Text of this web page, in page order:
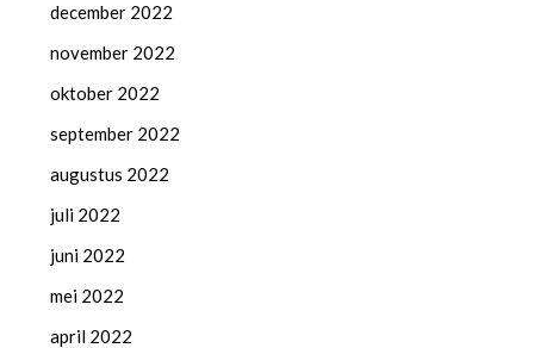
december 2022
november 2022
oktober 2022
september 2022
augustus 2022
juli 2022
juni 2022
mei 2022
april 2022